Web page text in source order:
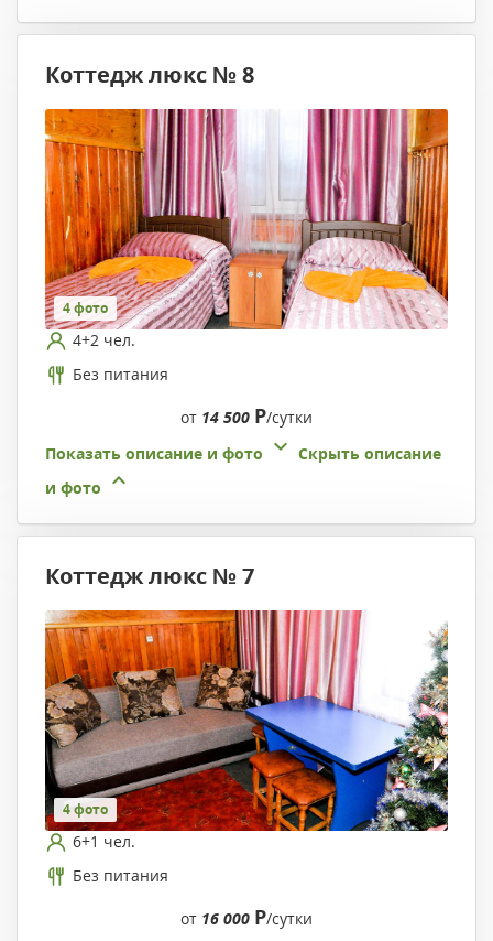
Коттедж люкс № 8
4 фото
4+2 чел.
Без питания
от 14 500 Р/сутки
Показать описание и фото
Скрыть описание
и фото
Коттедж люкс № 7
4 фото
6+1 чел.
Без питания
от 16 000 Р/сутки